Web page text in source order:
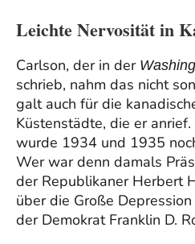
Leichte Nervosität in
Carlson, der in der
schrieb, nahm das nicht
galt auch für die
Küstenstädte, die er
wurde 1934 und 1935
Wer war denn damals
der Republikaner Herbert
über die Große
der Demokrat Franklin D.